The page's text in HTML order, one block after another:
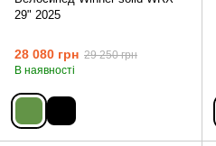
29" 2025
28 080 грн 29 250 грн
В наявності